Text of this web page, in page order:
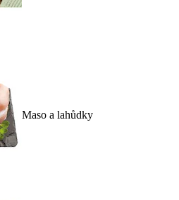
Maso a lahůdky